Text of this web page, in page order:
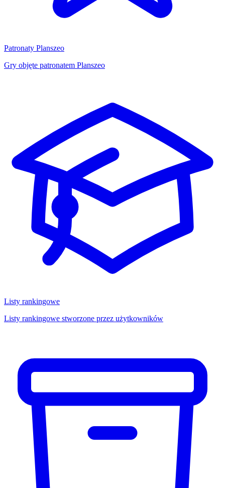
Patronaty Planszeo
Gry objęte patronatem Planszeo
Listy rankingowe
Listy rankingowe stworzone przez użytkowników